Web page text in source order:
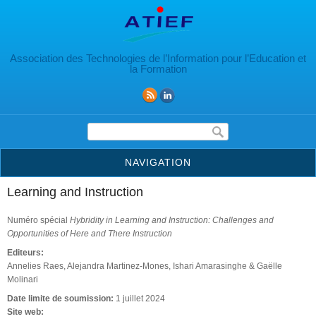
Association des Technologies de l’Information pour l’Education et
la Formation
Formulaire de recherche
NAVIGATION
Learning and Instruction
Numéro spécial Hybridity in Learning and Instruction: Challenges and
Opportunities of Here and There Instruction
Editeurs:
Annelies Raes, Alejandra Martinez-Mones, Ishari Amarasinghe & Gaëlle
Molinari
Date limite de soumission: 1 juillet 2024
Site web: